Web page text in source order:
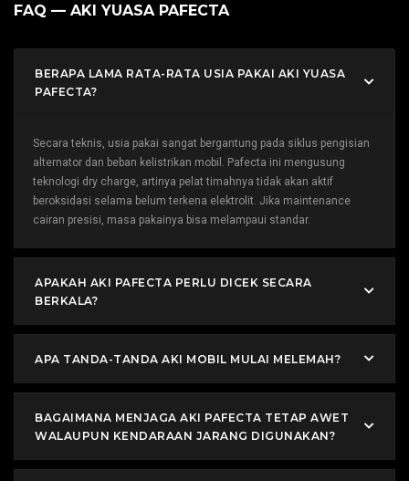
FAQ — AKI YUASA PAFECTA
BERAPA LAMA RATA-RATA USIA PAKAI AKI YUASA
PAFECTA?
Secara teknis, usia pakai sangat bergantung pada siklus pengisian
alternator dan beban kelistrikan mobil. Pafecta ini mengusung
teknologi dry charge, artinya pelat timahnya tidak akan aktif
beroksidasi selama belum terkena elektrolit. Jika maintenance
cairan presisi, masa pakainya bisa melampaui standar.
APAKAH AKI PAFECTA PERLU DICEK SECARA
BERKALA?
APA TANDA-TANDA AKI MOBIL MULAI MELEMAH?
BAGAIMANA MENJAGA AKI PAFECTA TETAP AWET
WALAUPUN KENDARAAN JARANG DIGUNAKAN?